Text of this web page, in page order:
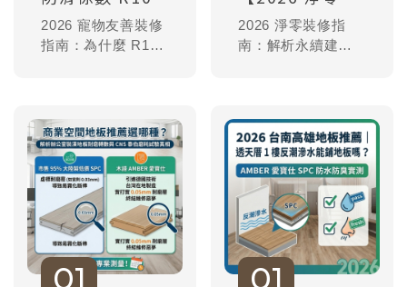
2026 寵物友善裝修
指南：為什麼 R10
彈性科技地板，如
何透過物理吸震技
術減少大型犬與老
犬的關節壓力。台
灣製造、德國技
術，100% 防水防臭
且日曬不脆化，打
造最安全的毛孩居
2026 淨零裝修指
南：解析永續建材
首創拆除後回送工
廠回收機制，實現
循環經濟。台灣在
地製造低碳排放，
提供完整環保測
報，助力企業與高
資產族群達成 ESG
綠色認證，將預算
01 01